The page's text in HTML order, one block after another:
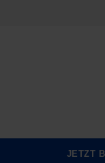
JETZT